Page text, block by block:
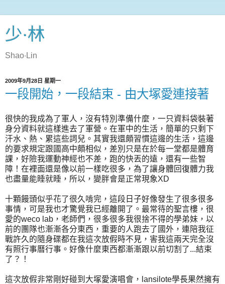
少‧林
Shao‧Lin
2009年9月28日 星期一
一段開始，一段結束 - 由大塚愛連接著
很快的我成為了軍人，沒有特別準備什麼，一只資料袋裝著
身分資料就這樣進去了軍營。在軍中的生活，簡單的只剩下
汗水、熱、累這些詞兒。其實我還頗習慣這邊的生活，這邊
的要求規定跟國高中頗相似，差別只是在於每一堂都是體育
課，好險我運動神經也不差，跑的快丟的遠，還有一些智
障！在裡面還是像以前一樣吃很多，為了讓身體回復體力我
也盡量能睡就睡，所以，變胖會是正常現象XD
十顆饅頭似乎花了很久啃完，這段日子好像發生了很多很多
事情，可是我也才驚覺我已經離開了。最常待的聖言樓，很
愛的weco lab，老師們，很多很多我很捨不得的學弟妹，以
前的團隊也漸漸各分東西，重要的人跑去了國外，連陪我征
戰許久的隨身碟都在我這次放假時不見，害我這兩天完全沒
有照行事曆行事。好像什麼東西都漸漸跟以前切割了...結束
了？！
這次放假非常剛好碰到大塚愛演唱會，lansilote學長果然擁有